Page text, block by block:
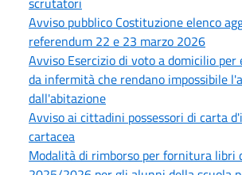
Avviso pubblico Costituzione elenco
referendum 22 e 23 marzo 2026
Avviso Esercizio di voto a domicilio
da infermità che rendano impossibile
dall'abitazione
Avviso ai cittadini possessori di carta
cartacea
Modalità di rimborso per fornitura libri